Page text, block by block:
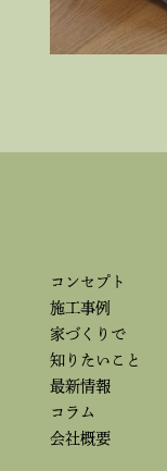
コンセプト
施工事例
家づくりで
知りたいこと
最新情報
コラム
会社概要